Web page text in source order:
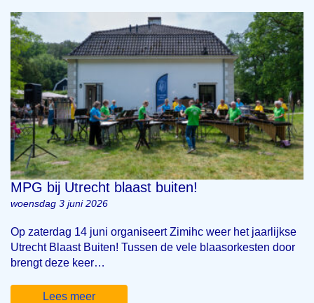
MPG bij Utrecht blaast buiten!
woensdag 3 juni 2026
Op zaterdag 14 juni organiseert Zimihc weer het jaarlijkse
Utrecht Blaast Buiten! Tussen de vele blaasorkesten door
brengt deze keer…
Lees meer